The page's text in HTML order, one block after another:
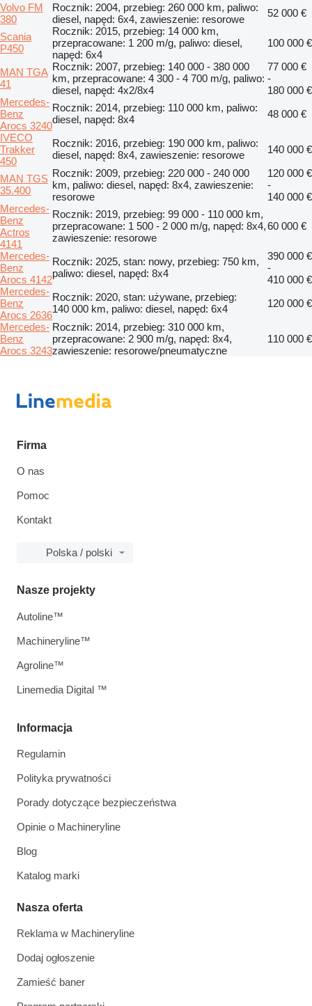
Volvo FM
380
Rocznik: 2004, przebieg: 260 000 km, paliwo:
diesel, napęd: 6x4, zawieszenie: resorowe
52 000 €
Scania
P450
Rocznik: 2015, przebieg: 14 000 km,
przepracowane: 1 200 m/g, paliwo: diesel,
napęd: 6x4
100 000 €
MAN TGA
41
Rocznik: 2007, przebieg: 140 000 - 380 000
km, przepracowane: 4 300 - 4 700 m/g, paliwo:
diesel, napęd: 4x2/8x4
77 000 €
-
180 000 €
Mercedes-
Benz
Arocs 3240
Rocznik: 2014, przebieg: 110 000 km, paliwo:
diesel, napęd: 8x4
48 000 €
IVECO
Trakker
450
Rocznik: 2016, przebieg: 190 000 km, paliwo:
diesel, napęd: 8x4, zawieszenie: resorowe
140 000 €
MAN TGS
35.400
Rocznik: 2009, przebieg: 220 000 - 240 000
km, paliwo: diesel, napęd: 8x4, zawieszenie:
resorowe
120 000 €
-
140 000 €
Mercedes-
Benz
Actros
4141
Rocznik: 2019, przebieg: 99 000 - 110 000 km,
przepracowane: 1 500 - 2 000 m/g, napęd: 8x4,
zawieszenie: resorowe
60 000 €
Mercedes-
Benz
Arocs 4142
Rocznik: 2025, stan: nowy, przebieg: 750 km,
paliwo: diesel, napęd: 8x4
390 000 €
-
410 000 €
Mercedes-
Benz
Arocs 2636
Rocznik: 2020, stan: używane, przebieg:
140 000 km, paliwo: diesel, napęd: 6x4
120 000 €
Mercedes-
Benz
Arocs 3243
Rocznik: 2014, przebieg: 310 000 km,
przepracowane: 2 900 m/g, napęd: 8x4,
zawieszenie: resorowe/pneumatyczne
110 000 €
Firma
O nas
Pomoc
Kontakt
Polska / polski
Informacja
Regulamin
Polityka prywatności
Porady dotyczące bezpieczeństwa
Opinie o Machineryline
Blog
Katalog marki
Nasza oferta
Reklama w Machineryline
Dodaj ogłoszenie
Zamieść baner
Nasze projekty
Autoline™
Machineryline™
Agroline™
Linemedia Digital ™